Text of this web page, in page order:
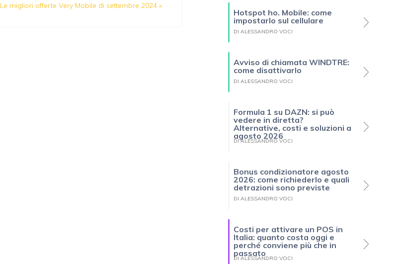
Le migliori offerte Very Mobile di settembre 2024 »
Hotspot ho. Mobile: come
impostarlo sul cellulare
DI ALESSANDRO VOCI
Avviso di chiamata WINDTRE:
come disattivarlo
DI ALESSANDRO VOCI
Formula 1 su DAZN: si può
vedere in diretta?
Alternative, costi e soluzioni a
agosto 2026
DI ALESSANDRO VOCI
Bonus condizionatore agosto
2026: come richiederlo e quali
detrazioni sono previste
DI ALESSANDRO VOCI
Costi per attivare un POS in
Italia: quanto costa oggi e
perché conviene più che in
passato
DI ALESSANDRO VOCI